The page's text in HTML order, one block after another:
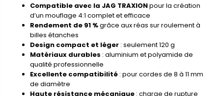
Compatible avec la JAG TRAXIONpour la création
d’un mouflage 4:1 complet et efficace
Rendement de 91 %grâce aux réas sur roulement à
billes étanches
Design compact et léger : seulement 120 g
Matériaux durables : aluminium et polyamide de
qualité professionnelle
Excellente compatibilité : pour cordes de 8 à 11 mm
de diamètre
Haute résistance mécanique : charge de rupture